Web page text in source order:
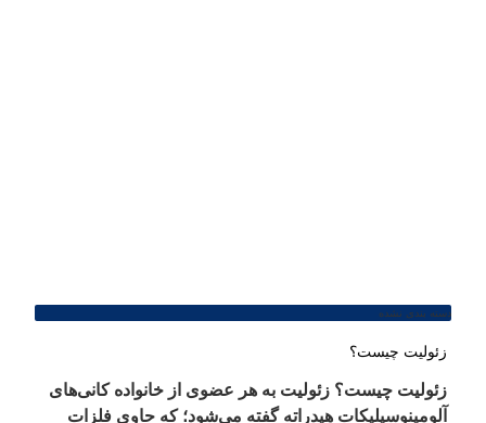
دسته بندی نشده
زئولیت چیست؟
زئولیت چیست؟ زئولیت به هر عضوی از خانواده کانی‌های
آلومینوسیلیکات هیدراته گفته می‌شود؛ که حاوی فلزات